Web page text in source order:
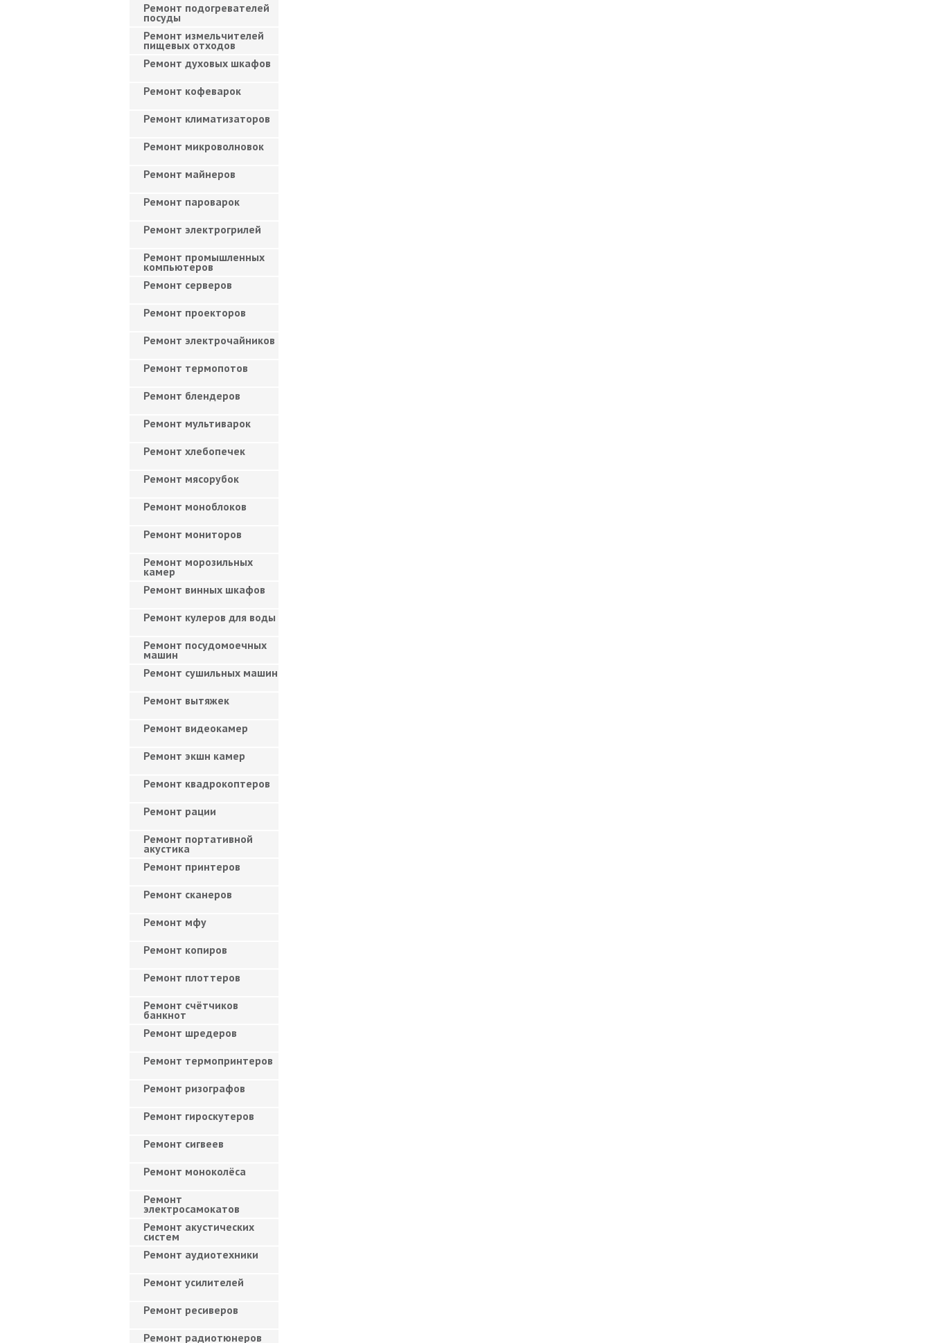
Ремонт подогревателей
посуды
Ремонт измельчителей
пищевых отходов
Ремонт духовых шкафов
Ремонт кофеварок
Ремонт климатизаторов
Ремонт микроволновок
Ремонт майнеров
Ремонт пароварок
Ремонт электрогрилей
Ремонт промышленных
компьютеров
Ремонт серверов
Ремонт проекторов
Ремонт электрочайников
Ремонт термопотов
Ремонт блендеров
Ремонт мультиварок
Ремонт хлебопечек
Ремонт мясорубок
Ремонт моноблоков
Ремонт мониторов
Ремонт морозильных
камер
Ремонт винных шкафов
Ремонт кулеров для воды
Ремонт посудомоечных
машин
Ремонт сушильных машин
Ремонт вытяжек
Ремонт видеокамер
Ремонт экшн камер
Ремонт квадрокоптеров
Ремонт рации
Ремонт портативной
акустика
Ремонт принтеров
Ремонт сканеров
Ремонт мфу
Ремонт копиров
Ремонт плоттеров
Ремонт счётчиков
банкнот
Ремонт шредеров
Ремонт термопринтеров
Ремонт ризографов
Ремонт гироскутеров
Ремонт сигвеев
Ремонт моноколёса
Ремонт
электросамокатов
Ремонт акустических
систем
Ремонт аудиотехники
Ремонт усилителей
Ремонт ресиверов
Ремонт радиотюнеров